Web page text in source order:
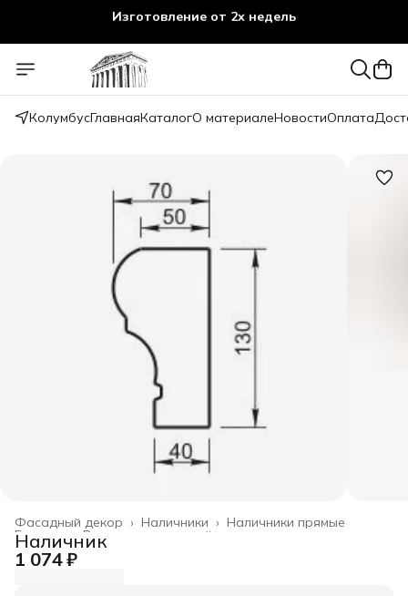
Изготовление от 2х недель
КолумбусГлавнаяКаталогО материалеНовостиОплата
Наличники прямые
Наличники ›
Фасадный декор ›
Весь архитектурный декор
Главная ›
Наличник
1 074 ₽